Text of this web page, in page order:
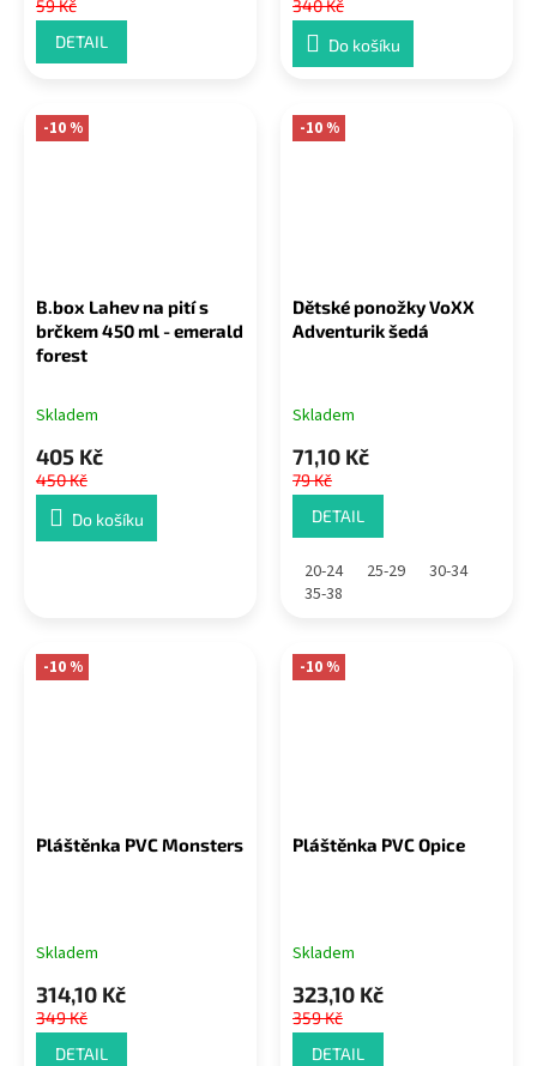
59 Kč
DETAIL
340 Kč
Do košíku
-10 %
B.box Lahev na pití s
brčkem 450 ml - emerald
forest
Skladem
405 Kč
450 Kč
Do košíku
-10 %
Dětské ponožky VoXX
Adventurik šedá
Skladem
71,10 Kč
79 Kč
DETAIL
20-24 25-29
30-34
35-38
-10 %
Pláštěnka PVC Monsters
Skladem
314,10 Kč
349 Kč
DETAIL
-10 %
Pláštěnka PVC Opice
Skladem
323,10 Kč
359 Kč
DETAIL